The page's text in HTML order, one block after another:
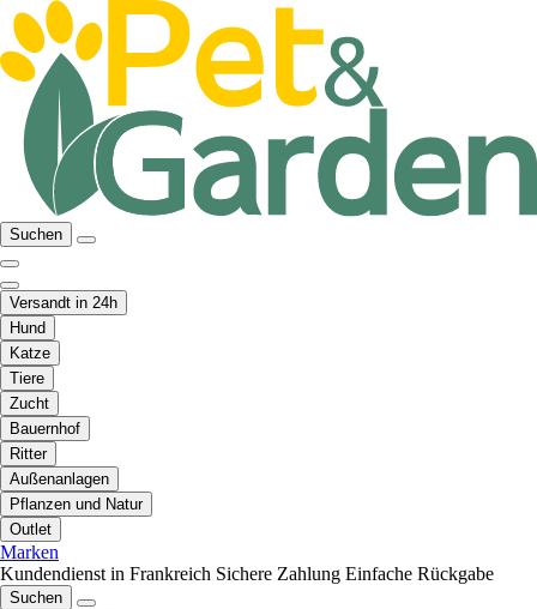
Suchen
Versandt in 24h
Hund
Katze
Tiere
Zucht
Bauernhof
Ritter
Außenanlagen
Pflanzen und Natur
Outlet
Marken
Kundendienst in Frankreich Sichere Zahlung Einfache Rückgabe
Suchen